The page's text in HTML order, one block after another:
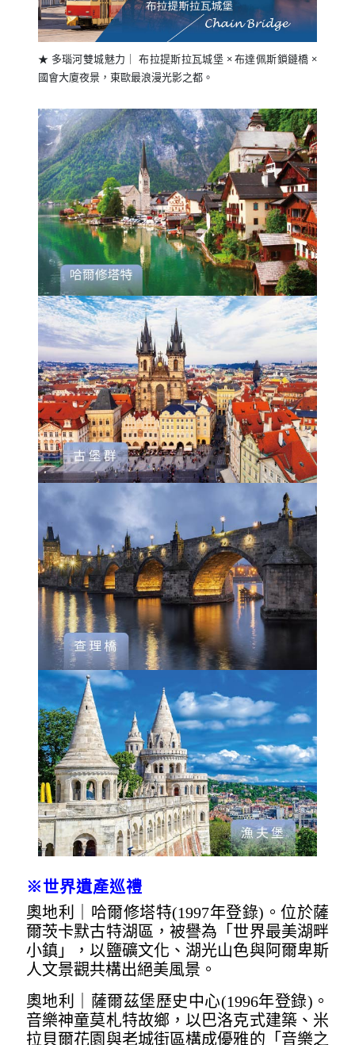
★ 多瑙河雙城魅力｜ 布拉提斯拉瓦城堡 × 布達佩斯鎖鏈橋 ×
國會大廈夜景，東歐最浪漫光影之都。
※世界遺產巡禮
奧地利｜哈爾修塔特(1997年登錄)。位於薩
爾茨卡默古特湖區，被譽為「世界最美湖畔
小鎮」，以鹽礦文化、湖光山色與阿爾卑斯
人文景觀共構出絕美風景。
奧地利｜薩爾茲堡歷史中心(1996年登錄)。
音樂神童莫札特故鄉，以巴洛克式建築、米
拉貝爾花園與老城街區構成優雅的「音樂之